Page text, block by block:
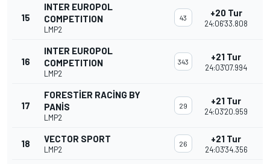
15
INTER EUROPOL
COMPETITION
LMP2
43 +20 Tur
24:06'33.808
16
INTER EUROPOL
COMPETITION
LMP2
343 +21 Tur
24:03'07.994
17
FORESTIER RACING BY
PANIS
LMP2
29 +21 Tur
24:03'20.959
18 VECTOR SPORT
LMP2
26 +21 Tur
24:03'34.356